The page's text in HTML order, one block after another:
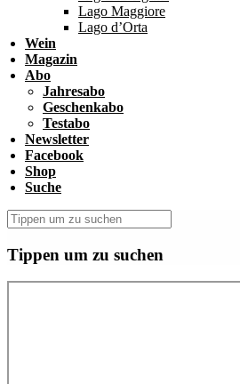
Lago Maggiore
Lago d’Orta
Wein
Magazin
Abo
Jahresabo
Geschenkabo
Testabo
Newsletter
Facebook
Shop
Suche
Tippen um zu suchen